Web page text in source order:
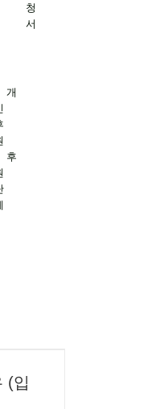
청
서
개
후
(입